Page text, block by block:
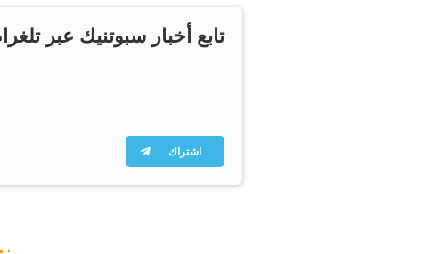
تابع أخبار سبوتنيك عبر
اشتراك